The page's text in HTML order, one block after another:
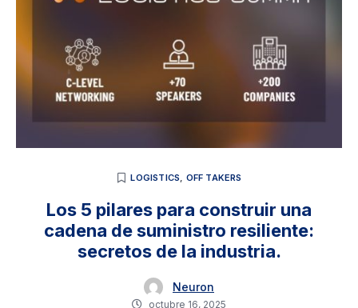
LOGISTICS, OFF TAKERS
Los 5 pilares para construir una
cadena de suministro resiliente:
secretos de la industria.
Neuron
octubre 16, 2025